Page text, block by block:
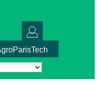
Translate